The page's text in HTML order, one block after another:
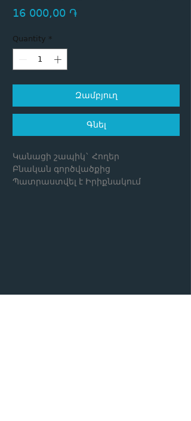
16 000,00 ֏Price
Quantity *
Զամբյուղ
Գնել
Կանացի շապիկ` Հողեր
Բնական գործվածքից
Պատրաստվել է Իրիքնակում